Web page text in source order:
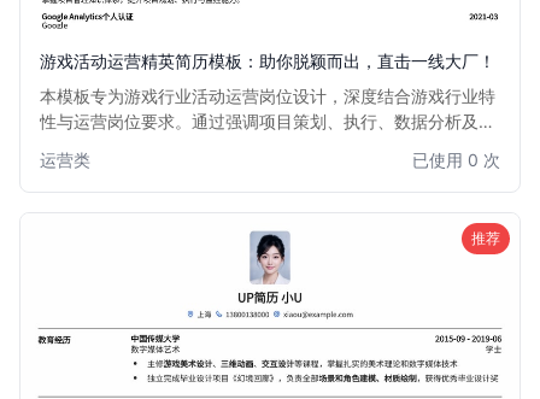
游戏活动运营精英简历模板：助你脱颖而出，直击一线大厂！
本模板专为游戏行业活动运营岗位设计，深度结合游戏行业特
性与运营岗位要求。通过强调项目策划、执行、数据分析及用
织、线上活动策划，还是社区运营维护，都能精准匹配岗位需
求，让您的简历在众多候选人中脱颖而出，轻松获得心仪的面
运营类 已使用 0 次
推荐